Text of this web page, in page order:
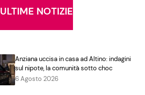
ULTIME NOTIZIE
Anziana uccisa in casa ad Altino: indagini
sul nipote, la comunità sotto choc
6 Agosto 2026